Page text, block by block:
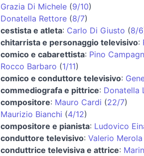
Grazia Di Michele (9/10)
Donatella Rettore (8/7)
cestista e atleta: Carlo Di Giusto (8/6
chitarrista e personaggio televisivo:
comico e cabarettista: Pino
Rocco Barbaro (1/11)
comico e conduttore televisivo:
commediografa e pittrice: Donatella
compositore: Mauro Cardi (22/7)
Maurizio Bianchi (4/12)
compositore e pianista: Ludovico
conduttore televisivo: Valerio Merola
conduttrice televisiva e attrice: